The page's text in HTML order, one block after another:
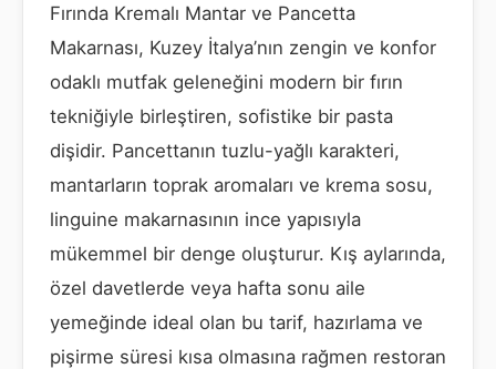
Fırında Kremalı Mantar ve Pancetta
Makarnası, Kuzey İtalya’nın zengin ve konfor
odaklı mutfak geleneğini modern bir fırın
tekniğiyle birleştiren, sofistike bir pasta
dişidir. Pancettanın tuzlu-yağlı karakteri,
mantarların toprak aromaları ve krema sosu,
linguine makarnasının ince yapısıyla
mükemmel bir denge oluşturur. Kış aylarında,
özel davetlerde veya hafta sonu aile
yemeğinde ideal olan bu tarif, hazırlama ve
pişirme süresi kısa olmasına rağmen restoran